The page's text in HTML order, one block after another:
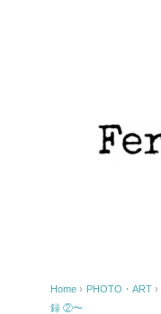
Home › PHOTO・ART ›
録 ②〜